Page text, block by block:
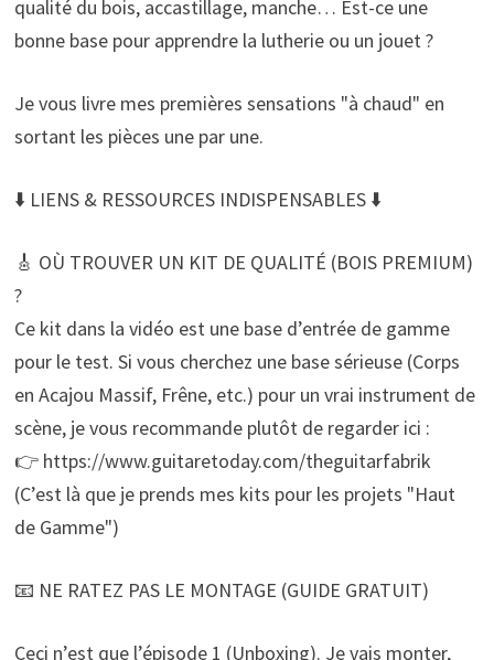
qualité du bois, accastillage, manche… Est-ce une
bonne base pour apprendre la lutherie ou un jouet ?
Je vous livre mes premières sensations "à chaud" en
sortant les pièces une par une.
⬇️ LIENS & RESSOURCES INDISPENSABLES ⬇️
🎸 OÙ TROUVER UN KIT DE QUALITÉ (BOIS PREMIUM)
?
Ce kit dans la vidéo est une base d’entrée de gamme
pour le test. Si vous cherchez une base sérieuse (Corps
en Acajou Massif, Frêne, etc.) pour un vrai instrument de
scène, je vous recommande plutôt de regarder ici :
👉 https://www.guitaretoday.com/theguitarfabrik
(C’est là que je prends mes kits pour les projets "Haut
de Gamme")
📧 NE RATEZ PAS LE MONTAGE (GUIDE GRATUIT)
Ceci n’est que l’épisode 1 (Unboxing). Je vais monter,